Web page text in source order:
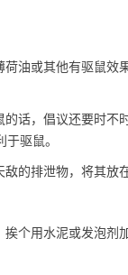
油或其他有驱鼠效
话，倡议还要时不
驱鼠。
的排泄物，将其放
个用水泥或发泡剂